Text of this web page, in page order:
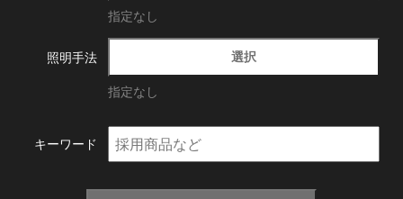
指定なし
照明手法 選択
指定なし
キーワード